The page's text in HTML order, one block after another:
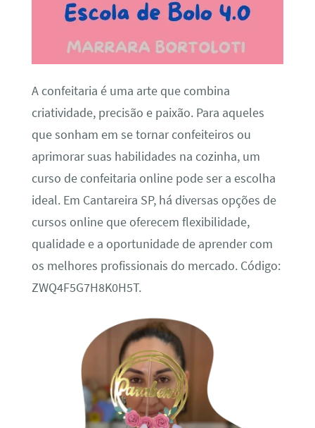
A confeitaria é uma arte que combina
criatividade, precisão e paixão. Para aqueles
que sonham em se tornar confeiteiros ou
aprimorar suas habilidades na cozinha, um
curso de confeitaria online pode ser a escolha
ideal. Em Cantareira SP, há diversas opções de
cursos online que oferecem flexibilidade,
qualidade e a oportunidade de aprender com
os melhores profissionais do mercado. Código:
ZWQ4F5G7H8K0H5T.